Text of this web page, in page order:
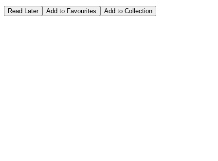
Read Later Add to Favourites Add to Collection